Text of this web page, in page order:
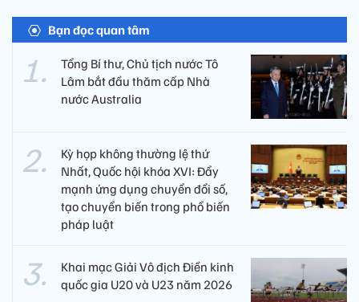
Bạn đọc quan tâm
Tổng Bí thư, Chủ tịch nước Tô
Lâm bắt đầu thăm cấp Nhà
nước Australia
Kỳ họp không thường lệ thứ
Nhất, Quốc hội khóa XVI: Đẩy
mạnh ứng dụng chuyển đổi số,
tạo chuyển biến trong phổ biến
pháp luật
Khai mạc Giải Vô địch Điền kinh
quốc gia U20 và U23 năm 2026